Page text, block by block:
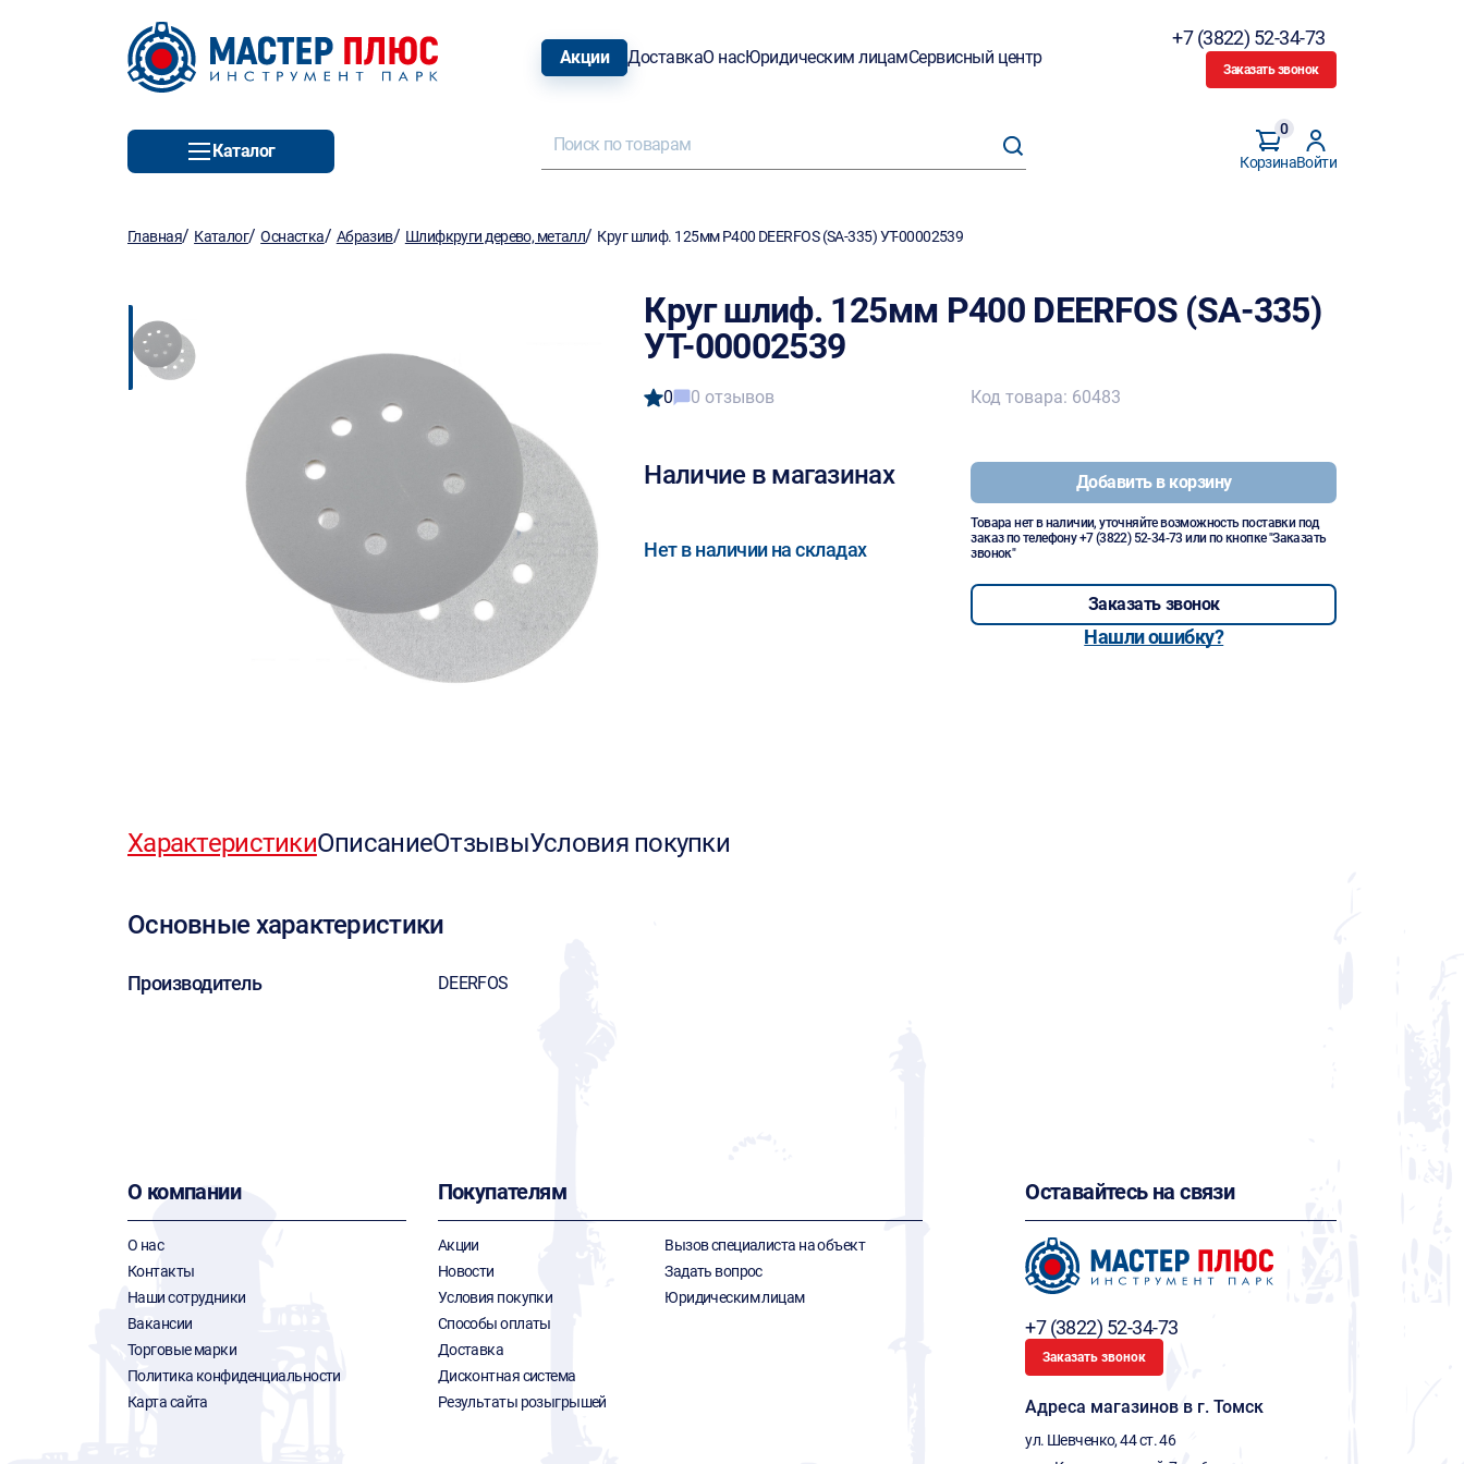
Акции ДоставкаО насЮридическим лицамСервисный центр
+7 (3822) 52-34-73
Заказать звонок
Каталог
Корзина
0
Войти
Главная/ Каталог/Оснастка/ Абразив/ Шлифкруги дерево, металл/ Круг шлиф. 125мм Р400 DEERFOS (SA-335) УТ-00002539
Круг шлиф. 125мм Р400 DEERFOS (SA-335)
УТ-00002539
0 0 отзывов
Наличие в магазинах
Нет в наличии на складах
Код товара: 60483
Добавить в корзину
Товара нет в наличии, уточняйте возможность поставки под
заказ по телефону+7 (3822) 52-34-73 или по кнопке "Заказать
звонок"
Заказать звонок
Нашли ошибку?
ХарактеристикиОписаниеОтзывыУсловия покупки
Основные характеристики
Производитель DEERFOS
О компании
О нас
Контакты
Наши сотрудники
Вакансии
Торговые марки
Политика конфиденциальности
Карта сайта
Покупателям
Акции
Новости
Условия покупки
Способы оплаты
Доставка
Дисконтная система
Результаты розыгрышей
Вызов специалиста на объект
Задать вопрос
Юридическим лицам
Оставайтесь на связи
+7 (3822) 52-34-73
Заказать звонок
Адреса магазинов в г. Томск
ул. Шевченко, 44 ст. 46